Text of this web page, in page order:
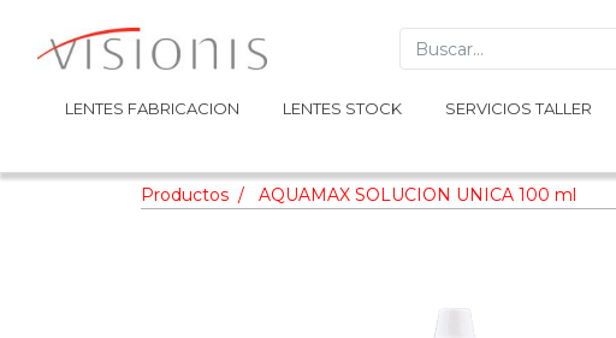
LENTES FABRICACION LENTES STOCK SERVICIOS TALLER
LENTES FABRICACION LENTES STOCK SERVICIOS TALLER
Productos AQUAMAX SOLUCION UNICA 100 ml